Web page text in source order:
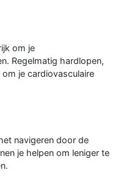
om je
Regelmatig hardlopen,
je cardiovasculaire
navigeren door de
je helpen om leniger te